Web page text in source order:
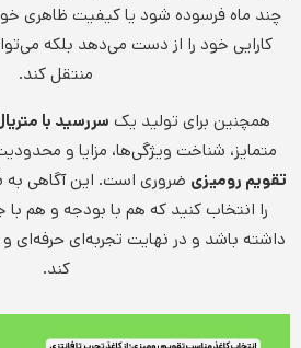
چند ماه فرسوده شود یا کیفیت ظاهری
کارایی خود را از دست می‌دهد بلکه
منتقل کند.
همچنین برای تولید یک سررسید با
متمایز، شناخت ویژگی‌ها، مزایا و
تقویم رومیزی ضروری است. این آگاهی به
را انتخاب کنید که هم با بودجه و هم با
داشته باشد و در نهایت تجربه‌ای حرفه‌ای و
کند.